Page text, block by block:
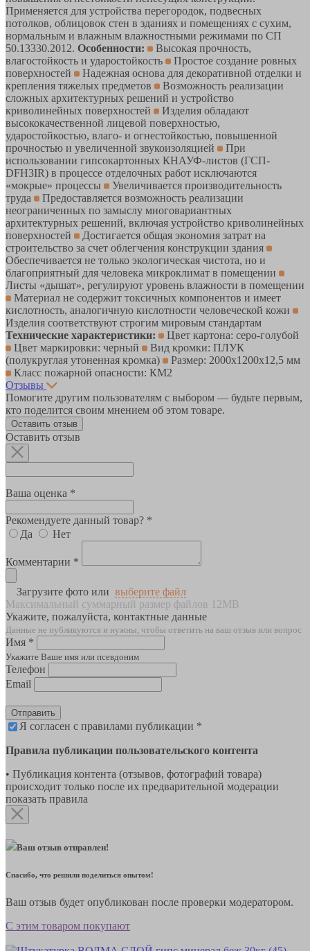
Применяется для устройства перегородок, подвесных
потолков, облицовок стен в зданиях и помещениях с сухим,
нормальным и влажным влажностными режимами по СП
50.13330.2012. Особенности:
Высокая прочность,
влагостойкость и ударостойкость
Простое создание ровных
поверхностей
Надежная основа для декоративной отделки и
крепления тяжелых предметов
Возможность реализации
сложных архитектурных решений и устройство
криволинейных поверхностей
Изделия обладают
высококачественной лицевой поверхностью,
ударостойкостью, влаго- и огнестойкостью, повышенной
прочностью и увеличенной звукоизоляцией
При
использовании гипсокартонных КНАУФ-листов (ГСП-
DFH3IR) в процессе отделочных работ исключаются
«мокрые» процессы
Увеличивается производительность
труда
Предоставляется возможность реализации
неограниченных по замыслу многовариантных
архитектурных решений, включая устройство криволинейных
поверхностей
Достигается общая экономия затрат на
строительство за счет облегчения конструкции здания
Обеспечивается не только экологическая чистота, но и
благоприятный для человека микроклимат в помещении
Листы «дышат», регулируют уровень влажности в помещении
Материал не содержит токсичных компонентов и имеет
кислотность, аналогичную кислотности человеческой кожи
Изделия соответствуют строгим мировым стандартам
Технические характеристики:
Цвет картона: серо-голубой
Цвет маркировки: черный
Вид кромки: ПЛУК
(полукруглая утоненная кромка)
Размер: 2000х1200х12,5 мм
Класс пожарной опасности: КМ2
Отзывы
Помогите другим пользователям с выбором — будьте первым,
кто поделится своим мнением об этом товаре.
Оставить отзыв
Оставить отзыв
Ваша оценка *
Рекомендуете данный товар? *
Да
Нет
Комментарии *
Загрузите фото или выберите файл
Максимальный суммарный размер файлов 12MB
Укажите, пожалуйста, контактные данные
Данные не публикуются и нужны, чтобы ответить на ваш отзыв или вопрос
Имя *
Укажите Ваше имя или псевдоним
Телефон
Email
Отправить
Я согласен с правилами публикации *
Правила публикации пользовательского контента
• Публикация контента (отзывов, фотографий товара)
происходит только после их предварительной модерации
показать правила
Ваш отзыв отправлен!
Спасибо, что решили поделиться опытом!
Ваш отзыв будет опубликован после проверки модератором.
С этим товаром покупают